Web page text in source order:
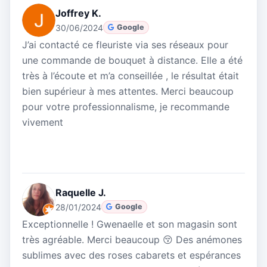
Joffrey K.
30/06/2024 Google
J’ai contacté ce fleuriste via ses réseaux pour
une commande de bouquet à distance. Elle a été
très à l’écoute et m’a conseillée , le résultat était
bien supérieur à mes attentes. Merci beaucoup
pour votre professionnalisme, je recommande
vivement
Raquelle J.
28/01/2024 Google
Exceptionnelle ! Gwenaelle et son magasin sont
très agréable. Merci beaucoup 😚 Des anémones
sublimes avec des roses cabarets et espérances